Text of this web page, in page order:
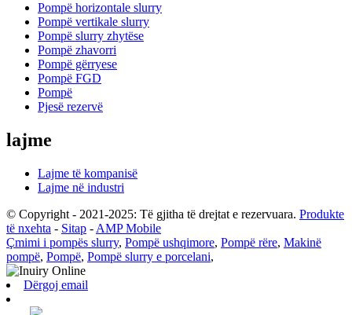
Pompë horizontale slurry
Pompë vertikale slurry
Pompë slurry zhytëse
Pompë zhavorri
Pompë gërryese
Pompë FGD
Pompë
Pjesë rezervë
lajme
Lajme të kompanisë
Lajme në industri
© Copyright - 2021-2025: Të gjitha të drejtat e rezervuara. Produkte
të nxehta - Sitap - AMP Mobile
Çmimi i pompës slurry, Pompë ushqimore, Pompë rëre, Makinë
pompë, Pompë, Pompë slurry e porcelani,
Dërgoj email